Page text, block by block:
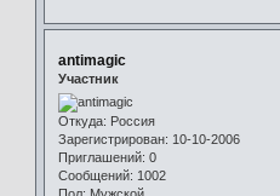
antimagic
Участник
Откуда: Россия
Зарегистрирован: 10-10-2006
Приглашений: 0
Сообщений: 1002